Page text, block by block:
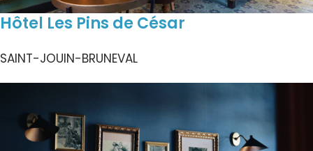
Hôtel Les Pins de César
SAINT-JOUIN-BRUNEVAL